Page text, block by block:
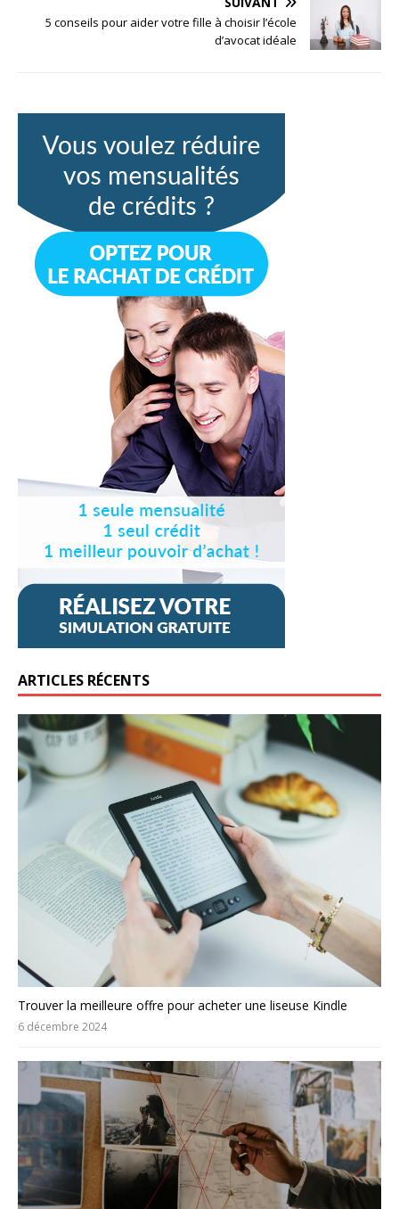
5 conseils pour aider votre fille à choisir l’école
d’avocat idéale
ARTICLES RÉCENTS
Trouver la meilleure offre pour acheter une liseuse Kindle
6 décembre 2024